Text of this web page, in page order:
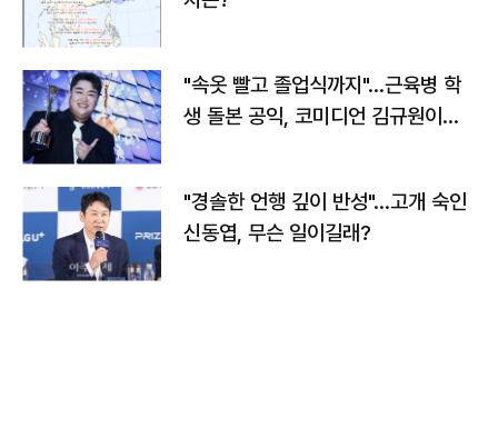
"속옷 빨고 졸업식까지"…근육병 학
생 돌본 공익, 코미디언 김규원이었
"경솔한 언행 깊이 반성"…고개 숙인
신동엽, 무슨 일이길래?